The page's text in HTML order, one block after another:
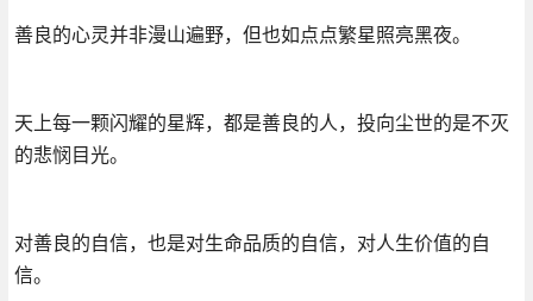
善良的心灵并非漫山遍野，但也如点点繁星照亮黑夜。
天上每一颗闪耀的星辉，都是善良的人，投向尘世的是不灭
的悲悯目光。
对善良的自信，也是对生命品质的自信，对人生价值的自
信。